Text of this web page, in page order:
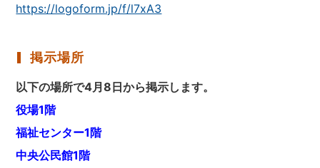
https://logoform.jp/f/l7xA3
掲示場所
以下の場所で4月8日から掲示します。
役場1階
福祉センター1階
中央公民館1階